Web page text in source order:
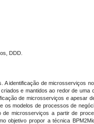
DDD.
identificação de microsserviços
e mantidos ao redor de uma
de microsserviços e apesar
modelos de processos de
microsserviços a partir de
objetivo propor a técnica